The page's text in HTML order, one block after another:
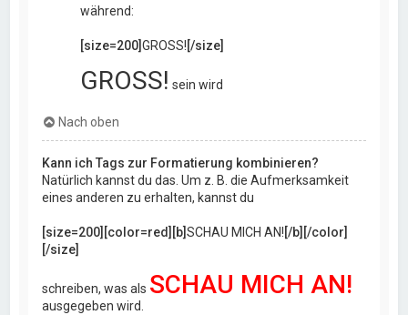
während:
[size=200]GROSS! [/size]
GROSS! sein wird
Nach oben
Kann ich Tags zur Formatierung kombinieren?
Natürlich kannst du das. Um z. B. die Aufmerksamkeit
eines anderen zu erhalten, kannst du
[size=200][color=red][b]SCHAU MICH AN! [/b][/color]
[/size]
schreiben, was als SCHAU MICH AN!
ausgegeben wird.